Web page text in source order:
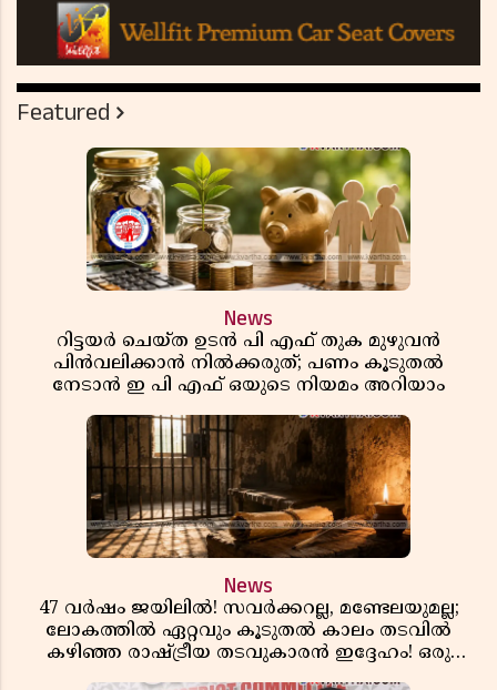
Featured
News
റിട്ടയർ ചെയ്ത ഉടൻ പി എഫ് തുക മുഴുവൻ
പിൻവലിക്കാൻ നിൽക്കരുത്; പണം കൂടുതൽ
നേടാൻ ഇ പി എഫ് ഒയുടെ നിയമം അറിയാം
News
47 വർഷം ജയിലിൽ! സവർക്കറല്ല, മണ്ടേലയുമല്ല;
ലോകത്തിൽ ഏറ്റവും കൂടുതൽ കാലം തടവിൽ
കഴിഞ്ഞ രാഷ്ട്രീയ തടവുകാരൻ ഇദ്ദേഹം! ഒരു